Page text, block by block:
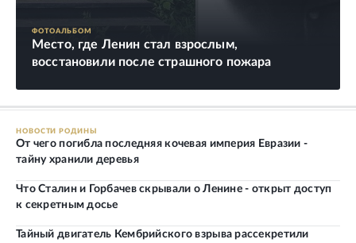
ФОТОАЛЬБОМ
Место, где Ленин стал взрослым,
восстановили после страшного пожара
НОВОСТИ РОДИНЫ
От чего погибла последняя кочевая империя Евразии -
тайну хранили деревья
Что Сталин и Горбачев скрывали о Ленине - открыт доступ
к секретным досье
Тайный двигатель Кембрийского взрыва рассекретили